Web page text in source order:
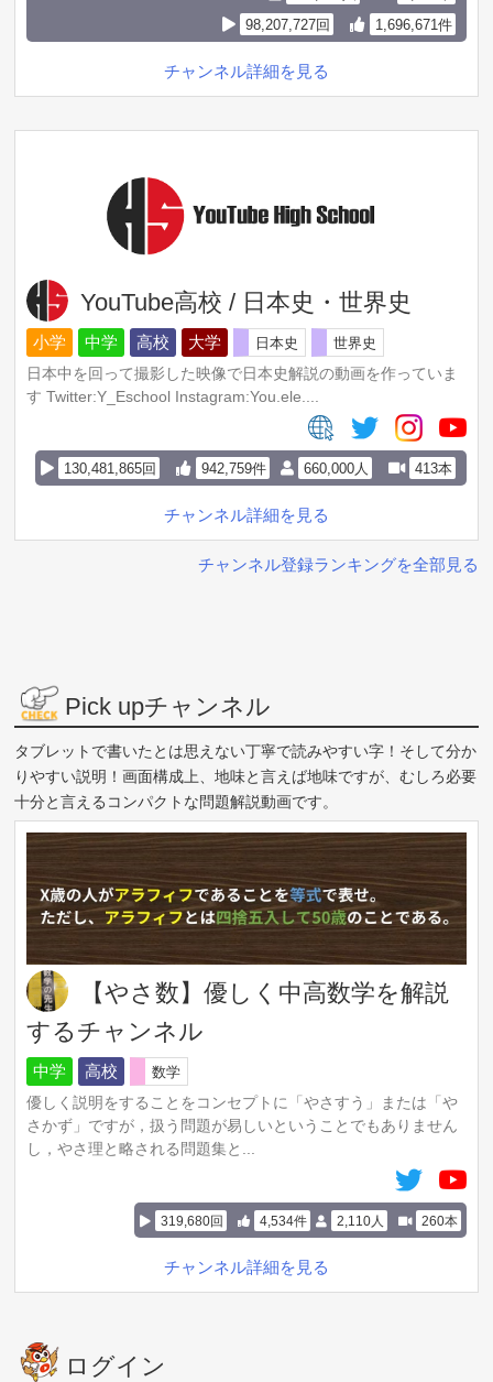
98,207,727回
1,696,671件
チャンネル詳細を見る
YouTube高校 / 日本史・世界史
小学 中学 高校 大学 日本史
世界史
日本中を回って撮影した映像で日本史解説の動画を作っていま
す Twitter:Y_Eschool Instagram:You.ele....
660,000人 413本
130,481,865回 942,759件
チャンネル詳細を見る
チャンネル登録ランキングを全部見る
Pick upチャンネル
タブレットで書いたとは思えない丁寧で読みやすい字！そして分か
りやすい説明！画面構成上、地味と言えば地味ですが、むしろ必要
十分と言えるコンパクトな問題解説動画です。
【やさ数】優しく中高数学を解説
するチャンネル
中学 高校
数学
優しく説明をすることをコンセプトに「やさすう」または「や
さかず」ですが，扱う問題が易しいということでもありません
し，やさ理と略される問題集と...
2,110人 260本
319,680回 4,534件
チャンネル詳細を見る
ログイン